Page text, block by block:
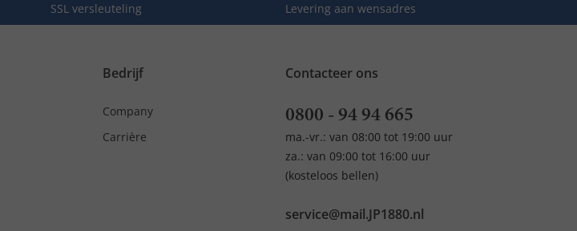
SSL versleuteling Levering aan wensadres
Bedrijf
Company
Carrière
Contacteer ons
0800 - 94 94 665
ma.-vr.: van 08:00 tot 19:00 uur
za.: van 09:00 tot 16:00 uur
(kosteloos bellen)
service@mail.JP1880.nl